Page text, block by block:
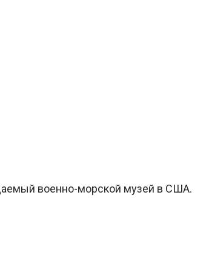
военно-морской музей в США.